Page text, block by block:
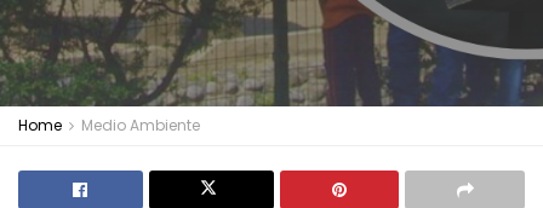
Home Medio Ambiente